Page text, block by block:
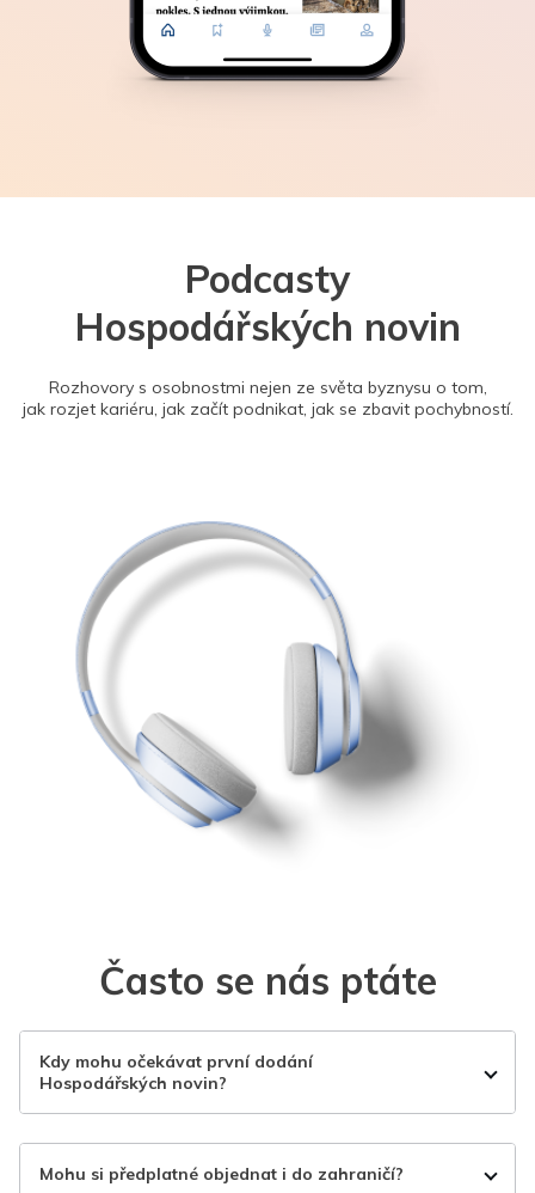
Podcasty
Hospodářských novin
Rozhovory s osobnostmi nejen ze světa byznysu o tom,
jak rozjet kariéru, jak začít podnikat, jak se zbavit pochybností.
Často se nás ptáte
Kdy mohu očekávat první dodání
Hospodářských novin?
Mohu si předplatné objednat i do zahraničí?